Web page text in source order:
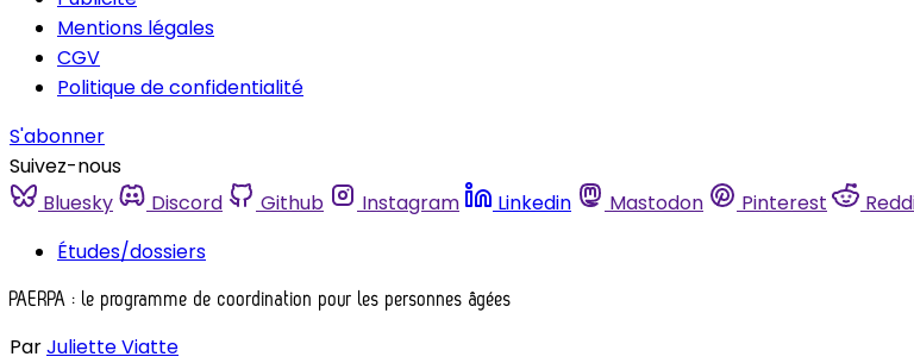
Mentions légales
CGV
Politique de confidentialité
S'abonner
Suivez-nous
Bluesky
Discord Github Instagram Linkedin Mastodon Pinterest
Études/dossiers
PAERPA : le programme de coordination pour les personnes âgées
ParJuliette Viatte